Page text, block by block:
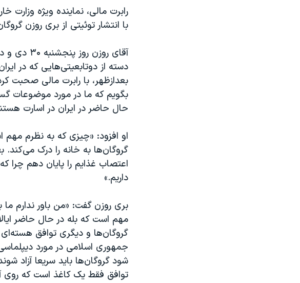
با انتشار توئیتی از بری روزن
آقای
دسته از دوتابعیتی‌هایی که در
بعدازظهر، با رابرت مالی صحبت
بگویم که ما در مورد موضوعات
حال حاضر در ایران در اسارت
او افزود: «چیزی که به نظرم
گروگان‌ها به خانه را درک
اعتصاب غذایم را پایان دهم چرا
داریم.»
بری روزن گفت:‌‌ «من باور ندارم
مهم است که بله در حال حاضر
گروگان‌ها و دیگری توافق
جمهوری اسلامی در مورد
شود گروگان‌ها باید سریعا آزاد
توافق فقط یک کاغذ است که روی